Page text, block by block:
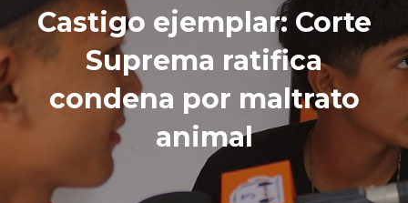
Castigo ejemplar: Corte
Suprema ratifica
condena por maltrato
animal